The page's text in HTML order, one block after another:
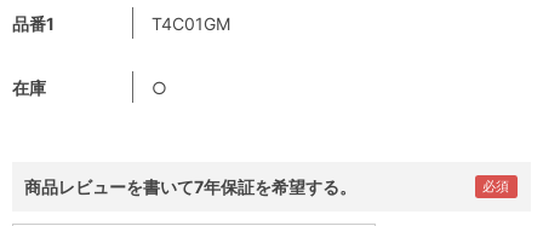
品番1 T4C01GM
在庫 ○
商品レビューを書いて7年保証を希望する。